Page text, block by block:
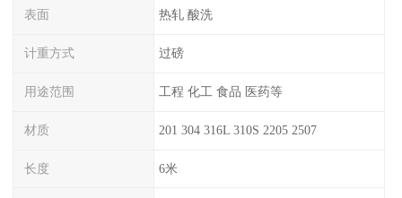
表面 热轧 酸洗
计重方式 过磅
用途范围 工程 化工 食品 医药等
材质 201 304 316L 310S 2205 2507
长度 6米